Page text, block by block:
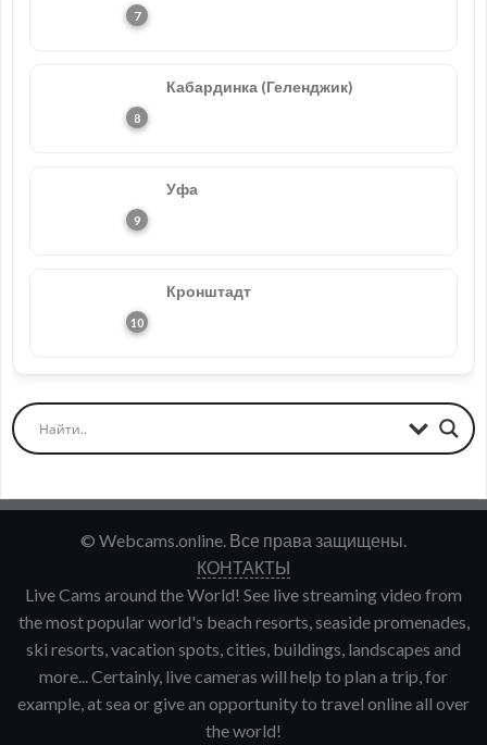
Кабардинка (Геленджик)
Уфа
Кронштадт
© Webcams.online. Все права защищены.
КОНТАКТЫ
Live Cams around the World! See live streaming video from
the most popular world's beach resorts, seaside promenades,
ski resorts, vacation spots, cities, buildings, landscapes and
more... Certainly, live cameras will help to plan a trip, for
example, at sea or give an opportunity to travel online all over
the world!